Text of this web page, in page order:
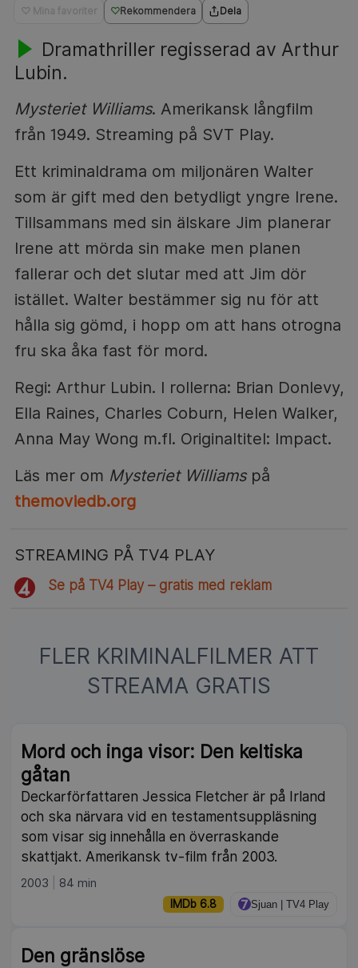
♡ Mina favoriter Rekommendera Dela
Dramathriller regisserad av Arthur
Lubin.
Mysteriet Williams. Amerikansk långfilm
från 1949. Streaming på SVT Play.
Ett kriminaldrama om miljonären Walter
som är gift med den betydligt yngre Irene.
Tillsammans med sin älskare Jim planerar
Irene att mörda sin make men planen
fallerar och det slutar med att Jim dör
istället. Walter bestämmer sig nu för att
hålla sig gömd, i hopp om att hans otrogna
fru ska åka fast för mord.
Regi: Arthur Lubin. I rollerna: Brian Donlevy,
Ella Raines, Charles Coburn, Helen Walker,
Anna May Wong m.fl. Originaltitel: Impact.
Läs mer om Mysteriet Williamspå
themoviedb.org
STREAMING PÅ TV4 PLAY
Se på TV4 Play – gratis med reklam
FLER KRIMINALFILMER ATT
STREAMA GRATIS
Mord och inga visor: Den keltiska
gåtan
Deckarförfattaren Jessica Fletcher är på Irland
och ska närvara vid en testamentsuppläsning
som visar sig innehålla en överraskande
skattjakt. Amerikansk tv-film från 2003.
2003 84 min
IMDb 6.8 Sjuan | TV4 Play
Den gränslöse